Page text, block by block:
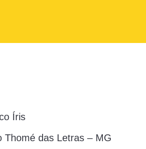
Íris
Thomé das Letras – MG